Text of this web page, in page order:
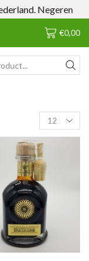
Negeren
€0,00
SEARCH
Products
per
page